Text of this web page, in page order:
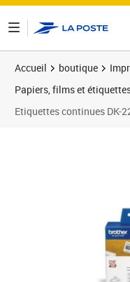
Accueil boutique
Papiers, films et
Etiquettes continues DK-